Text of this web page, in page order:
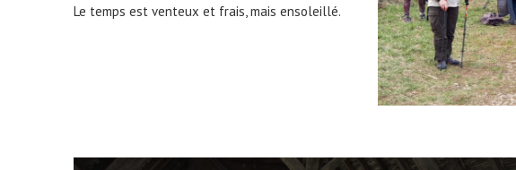
Le temps est venteux et frais, mais ensoleillé.